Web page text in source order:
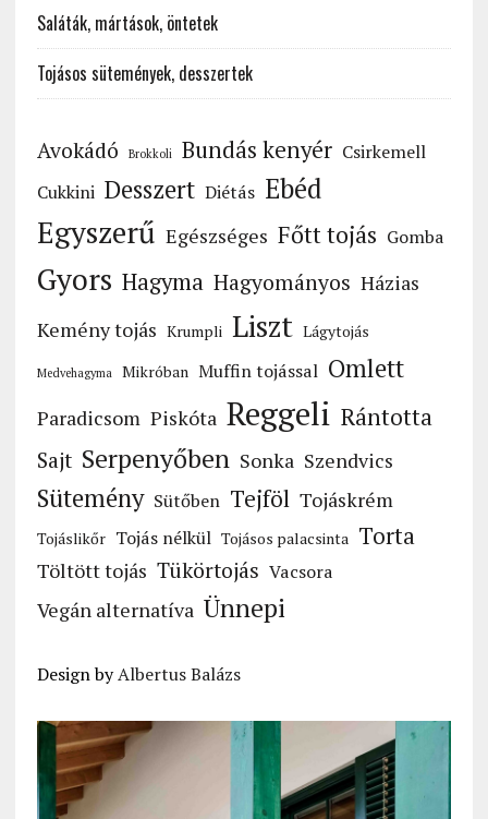
Saláták, mártások, öntetek
Tojásos sütemények, desszertek
Avokádó Brokkoli Bundás kenyér Csirkemell
Cukkini Desszert Diétás Ebéd
Egyszerű Egészséges Főtt tojás Gomba
Gyors Hagyma Hagyományos Házias
Kemény tojás Krumpli Liszt Lágytojás
Medvehagyma Mikróban Muffin tojással Omlett
Paradicsom Piskóta Reggeli Rántotta
Sajt Serpenyőben Sonka Szendvics
Sütemény Sütőben Tejföl Tojáskrém
Tojáslikőr Tojás nélkül Tojásos palacsinta Torta
Töltött tojás Tükörtojás Vacsora
Vegán alternatíva Ünnepi
Design byAlbertus Balázs